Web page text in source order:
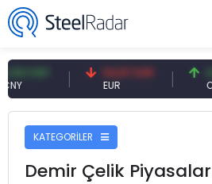
54,87 EUR 0,13 CNY
CNY/
KATEGORİLER
Demir Çelik